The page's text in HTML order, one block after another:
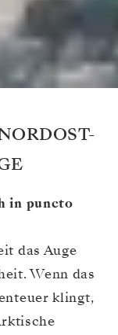
in puncto
das Auge
Wenn das
klingt,